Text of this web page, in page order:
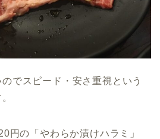
でスピード・安さ重視という
円の「やわらか漬けハラミ」